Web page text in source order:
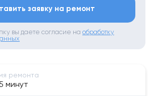
заявку на ремонт
вы даете согласие на обработку
ремонта
минут